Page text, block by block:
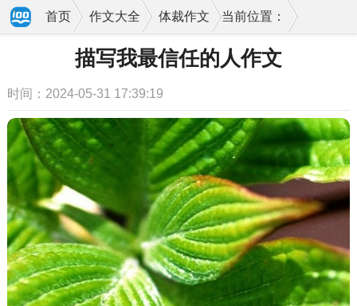
当前位置：
首页 作文大全 体裁作文
描写我最信任的人作文
时间：2024-05-31 17:39:19